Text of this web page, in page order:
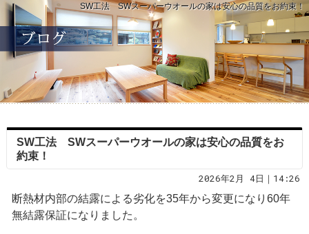
SW工法 SWスーパーウオールの家は安心の品質をお約束！
SW工法 SWスーパーウオールの家は安心の品質をお
約束！
2026年2月 4日｜14:26
断熱材内部の結露による劣化を35年から変更になり60年
無結露保証になりました。